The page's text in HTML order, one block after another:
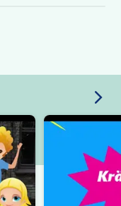
UNICEF